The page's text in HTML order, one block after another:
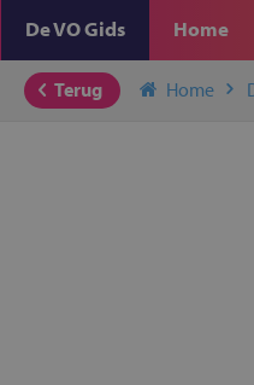
De VO Gids Home
Terug Home